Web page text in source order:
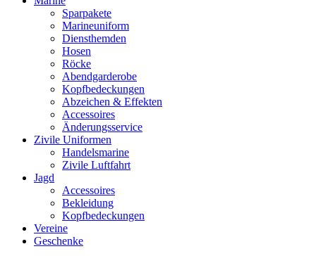
Sparpakete
Marineuniform
Diensthemden
Hosen
Röcke
Abendgarderobe
Kopfbedeckungen
Abzeichen & Effekten
Accessoires
Änderungsservice
Zivile Uniformen
Handelsmarine
Zivile Luftfahrt
Jagd
Accessoires
Bekleidung
Kopfbedeckungen
Vereine
Geschenke